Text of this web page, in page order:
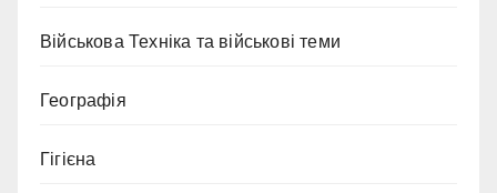
Військова Техніка та військові теми
Географія
Гігієна